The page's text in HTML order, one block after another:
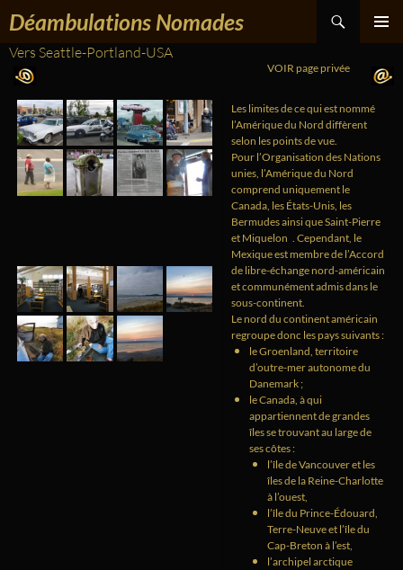
Déambulations Nomades
Vers Seattle-Portland-USA
VOIR page privée
Les limites de ce qui est nommé
l’Amérique du Nord diffèrent
selon les points de vue.
Pour l’Organisation des Nations
unies, l’Amérique du Nord
comprend uniquement le
Canada, les États-Unis, les
Bermudes ainsi que Saint-Pierre
et Miquelon . Cependant, le
Mexique est membre de l’Accord
de libre-échange nord-américain
et communément admis dans le
sous-continent.
Le nord du continent américain
regroupe donc les pays suivants :
le Groenland, territoire
d’outre-mer autonome du
Danemark ;
le Canada, à qui
appartiennent de grandes
îles se trouvant au large de
ses côtes :
l’île de Vancouver et les
îles de la Reine-Charlotte
à l’ouest,
l’île du Prince-Édouard,
Terre-Neuve et l’île du
Cap-Breton à l’est,
l’archipel arctique